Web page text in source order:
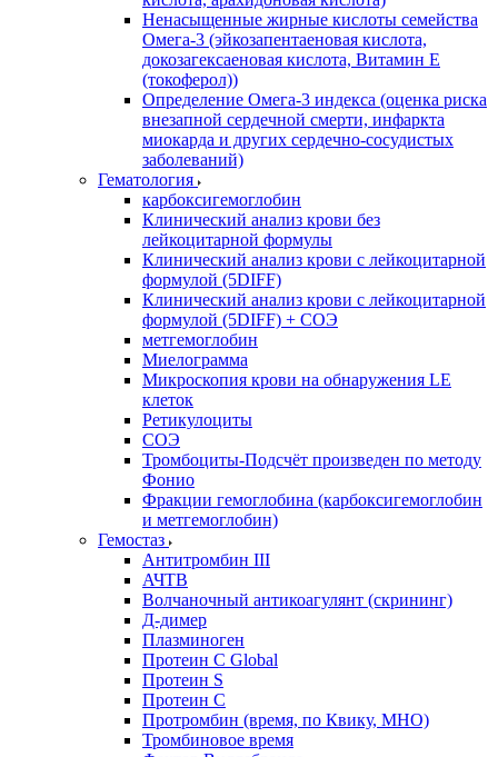
Ненасыщенные жирные кислоты семейства
Омега-3 (эйкозапентаеновая кислота,
докозагексаеновая кислота, Витамин E
(токоферол))
Определение Омега-3 индекса (оценка риска
внезапной сердечной смерти, инфаркта
миокарда и других сердечно-сосудистых
заболеваний)
Гематология
карбоксигемоглобин
Клинический анализ крови без
лейкоцитарной формулы
Клинический анализ крови с лейкоцитарной
формулой (5DIFF)
Клинический анализ крови с лейкоцитарной
формулой (5DIFF) + СОЭ
метгемоглобин
Миелограмма
Микроскопия крови на обнаружения LE
клеток
Ретикулоциты
СОЭ
Тромбоциты-Подсчёт произведен по методу
Фонио
Фракции гемоглобина (карбоксигемоглобин
и метгемоглобин)
Гемостаз
Антитромбин III
АЧТВ
Волчаночный антикоагулянт (скрининг)
Д-димер
Плазминоген
Протеин C Global
Протеин S
Протеин С
Протромбин (время, по Квику, МНО)
Тромбиновое время